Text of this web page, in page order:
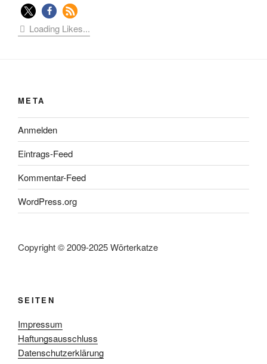
Loading Likes...
META
Anmelden
Eintrags-Feed
Kommentar-Feed
WordPress.org
Copyright © 2009-2025 Wörterkatze
SEITEN
Impressum
Haftungsausschluss
Datenschutzerklärung